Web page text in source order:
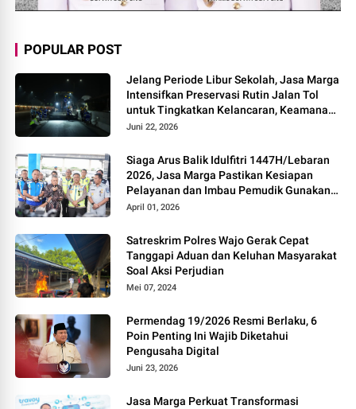
POPULAR POST
Jelang Periode Libur Sekolah, Jasa Marga
Intensifkan Preservasi Rutin Jalan Tol
untuk Tingkatkan Kelancaran, Keamanan
dan Kenyamanan Perjalanan
Juni 22, 2026
Siaga Arus Balik Idulfitri 1447H/Lebaran
2026, Jasa Marga Pastikan Kesiapan
Pelayanan dan Imbau Pemudik Gunakan
Rest Area Alternatif
April 01, 2026
Satreskrim Polres Wajo Gerak Cepat
Tanggapi Aduan dan Keluhan Masyarakat
Soal Aksi Perjudian
Mei 07, 2024
Permendag 19/2026 Resmi Berlaku, 6
Poin Penting Ini Wajib Diketahui
Pengusaha Digital
Juni 23, 2026
Jasa Marga Perkuat Transformasi